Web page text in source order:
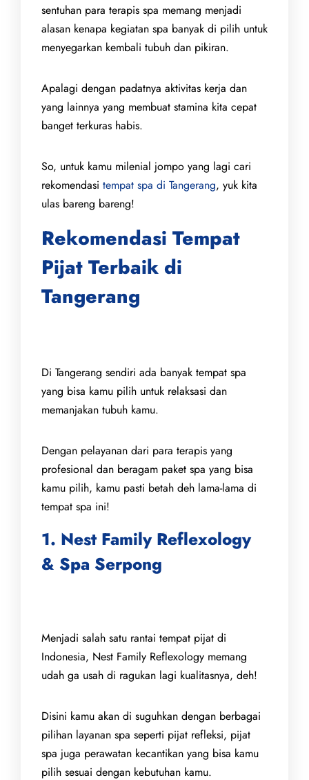
sentuhan para terapis spa memang menjadi
alasan kenapa kegiatan spa banyak di pilih untuk
menyegarkan kembali tubuh dan pikiran.
Apalagi dengan padatnya aktivitas kerja dan
yang lainnya yang membuat stamina kita cepat
banget terkuras habis.
So, untuk kamu milenial jompo yang lagi cari
rekomendasi tempat spa di Tangerang, yuk kita
ulas bareng bareng!
Rekomendasi Tempat
Pijat Terbaik di
Tangerang
Di Tangerang sendiri ada banyak tempat spa
yang bisa kamu pilih untuk relaksasi dan
memanjakan tubuh kamu.
Dengan pelayanan dari para terapis yang
profesional dan beragam paket spa yang bisa
kamu pilih, kamu pasti betah deh lama-lama di
tempat spa ini!
1. Nest Family Reflexology
& Spa Serpong
Menjadi salah satu rantai tempat pijat di
Indonesia, Nest Family Reflexology memang
udah ga usah di ragukan lagi kualitasnya, deh!
Disini kamu akan di suguhkan dengan berbagai
pilihan layanan spa seperti pijat refleksi, pijat
spa juga perawatan kecantikan yang bisa kamu
pilih sesuai dengan kebutuhan kamu.